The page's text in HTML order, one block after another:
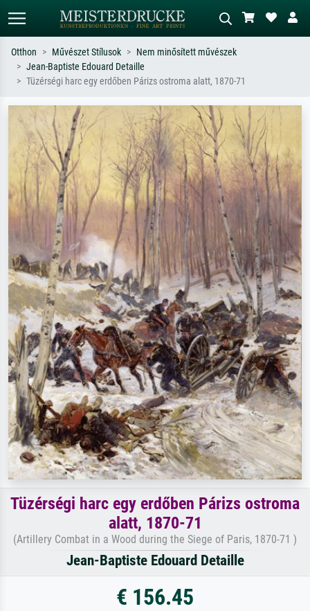
Alap keresés MI-képkereső
szerint – pl. Monet, Csillagos éj,
impresszionizmus, Hokusai-hullám,
akt.
piros absztrakt, sötét olajkép, álló akt
egy fa mellett.
Otthon Művészet Stílusok
Nem minősített művészek
Jean-Baptiste Edouard Detaille
Tüzérségi harc egy erdőben Párizs ostroma alatt, 1870-71
Tüzérségi harc egy erdőben Párizs ostroma
alatt, 1870-71
(Artillery Combat in a Wood during the Siege of Paris, 1870-71 )
Jean-Baptiste Edouard Detaille
€ 156.45